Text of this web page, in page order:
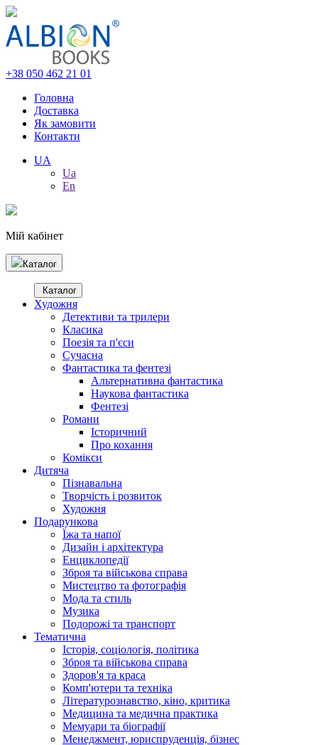
+38 050 462 21 01
Головна
Доставка
Як замовити
Контакти
UA
Ua
En
Мій кабінет
Каталог
Каталог
Художня
Детективи та трилери
Класика
Поезія та п'єси
Сучасна
Фантастика та фентезі
Альтернативна фантастика
Наукова фантастика
Фентезі
Романи
Історичний
Про кохання
Комікси
Дитяча
Пізнавальна
Творчість і розвиток
Художня
Подарункова
Їжа та напої
Дизайн і архітектура
Енциклопедії
Зброя та військова справа
Мистецтво та фотографія
Мода та стиль
Музика
Подорожі та транспорт
Тематична
Історія, соціологія, політика
Зброя та військова справа
Здоров'я та краса
Комп'ютери та техніка
Літературознавство, кіно, критика
Медицина та медична практика
Мемуари та біографії
Менеджмент, юриспруденція, бізнес